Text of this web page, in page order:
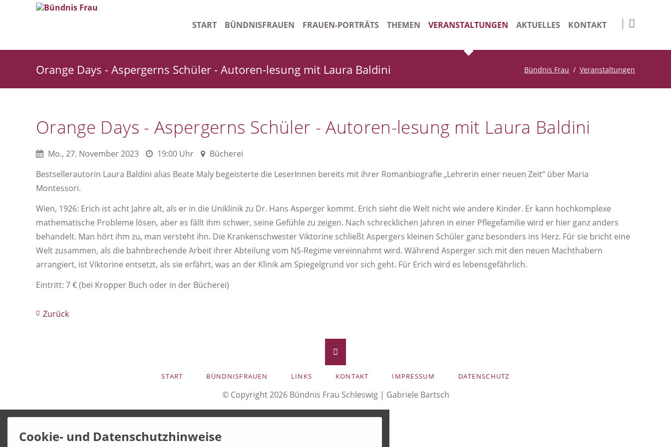
überspringen
START BÜNDNISFRAUEN
Gleichstellungsbeauftragte Amt Stapelholm/Kropp
Ehrenamtliche Gleichstellungsbeauftragte Handewitt
Ehrenamtliche Gleichstellungsbeauftragte Amt Süderbrarup
Beauftragte für Chancengleichheit am Arbeitsmarkt SGB II
FRAU & BERUF - Flensburg
Arbeiterwohlfahrt (AWO) - Ortsverein Schleswig e.V.
Beauftragte für Chancengleichheit am Arbeitsmarkt SGB III
FRAUEN-PORTRÄTS THEMEN VERANSTALTUNGEN AKTUELLES KONTAKT
Orange Days - Aspergerns Schüler - Autoren-lesung mit Laura Baldini Bündnis Frau Veranstaltungen
Orange Days - Aspergerns Schüler - Autoren-lesung mit Laura Baldini
Mo., 27. November 2023 19:00 Uhr
Bücherei
Bestsellerautorin Laura Baldini alias Beate Maly begeisterte die LeserInnen bereits mit ihrer Romanbiografie „Lehrerin einer neuen Zeit“ über Maria
Montessori.
Wien, 1926: Erich ist acht Jahre alt, als er in die Uniklinik zu Dr. Hans Asperger kommt. Erich sieht die Welt nicht wie andere Kinder. Er kann hochkomplexe
mathematische Probleme lösen, aber es fällt ihm schwer, seine Gefühle zu zeigen. Nach schrecklichen Jahren in einer Pflegefamilie wird er hier ganz anders
behandelt. Man hört ihm zu, man versteht ihn. Die Krankenschwester Viktorine schließt Aspergers kleinen Schüler ganz besonders ins Herz. Für sie bricht eine
Welt zusammen, als die bahnbrechende Arbeit ihrer Abteilung vom NS-Regime vereinnahmt wird. Während Asperger sich mit den neuen Machthabern
arrangiert, ist Viktorine entsetzt, als sie erfährt, was an der Klinik am Spiegelgrund vor sich geht. Für Erich wird es lebensgefährlich.
Eintritt: 7 € (bei Kropper Buch oder in der Bücherei)
Zurück
START BÜNDNISFRAUEN LINKS KONTAKT IMPRESSUM DATENSCHUTZ
© Copyright 2026 Bündnis Frau Schleswig | Gabriele Bartsch
Cookie- und Datenschutzhinweise